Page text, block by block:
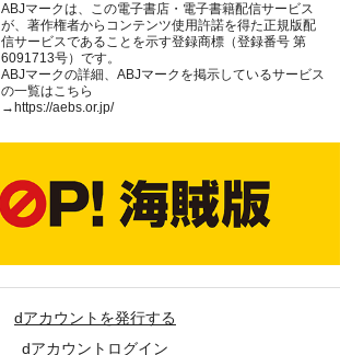
ABJマークは、この電子書店・電子書籍配信サービス
が、著作権者からコンテンツ使用許諾を得た正規版配
信サービスであることを示す登録商標（登録番号 第
6091713号）です。
ABJマークの詳細、ABJマークを掲示しているサービス
の一覧はこちら
→ https://aebs.or.jp/
dアカウントを発行する
dアカウントログイン